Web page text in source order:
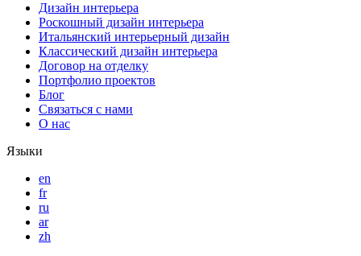
Дизайн интерьера
Роскошный дизайн интерьера
Итальянский интерьерный дизайн
Классический дизайн интерьера
Договор на отделку
Портфолио проектов
Блог
Связаться с нами
О нас
Языки
en
fr
ru
ar
zh